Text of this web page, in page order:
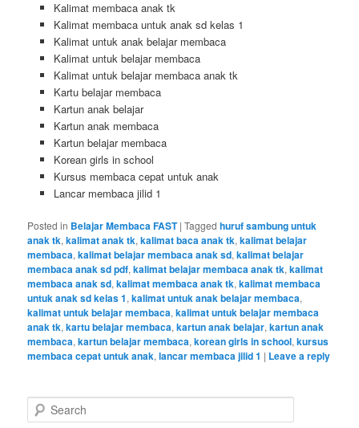
Kalimat membaca anak tk
Kalimat membaca untuk anak sd kelas 1
Kalimat untuk anak belajar membaca
Kalimat untuk belajar membaca
Kalimat untuk belajar membaca anak tk
Kartu belajar membaca
Kartun anak belajar
Kartun anak membaca
Kartun belajar membaca
Korean girls in school
Kursus membaca cepat untuk anak
Lancar membaca jilid 1
Posted in Belajar Membaca FAST |Tagged huruf sambung untuk
anak tk,kalimat anak tk,kalimat baca anak tk,kalimat belajar
membaca,kalimat belajar membaca anak sd,kalimat belajar
membaca anak sd pdf,kalimat belajar membaca anak tk,kalimat
membaca anak sd,kalimat membaca anak tk,kalimat membaca
untuk anak sd kelas 1,kalimat untuk anak belajar membaca,
kalimat untuk belajar membaca,kalimat untuk belajar membaca
anak tk,kartu belajar membaca,kartun anak belajar,kartun anak
membaca,kartun belajar membaca,korean girls in school,kursus
membaca cepat untuk anak,lancar membaca jilid 1 | Leave a reply
e